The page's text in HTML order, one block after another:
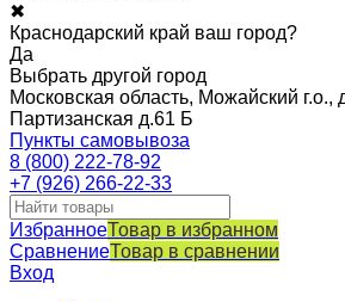
✖
Краснодарский край ваш город?
Да
Выбрать другой город
Московская область, Можайский г.о.,
Партизанская д.61 Б
Пункты самовывоза
8 (800) 222-78-92
+7 (926) 266-22-33
ИзбранноеТовар в избранном
СравнениеТовар в сравнении
Вход